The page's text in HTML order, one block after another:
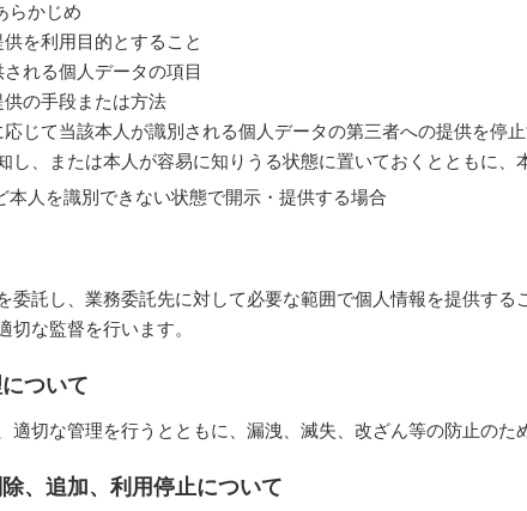
らかじめ
供を利用目的とすること
される個人データの項目
供の手段または方法
応じて当該本人が識別される個人データの第三者への提供を停
し、または本人が容易に知りうる状態に置いておくとともに
本人を識別できない状態で開示・提供する場合
委託し、業務委託先に対して必要な範囲で個人情報を提供す
切な監督を行います。
ついて
適切な管理を行うとともに、漏洩、滅失、改ざん等の防止のた
、追加、利用停止について